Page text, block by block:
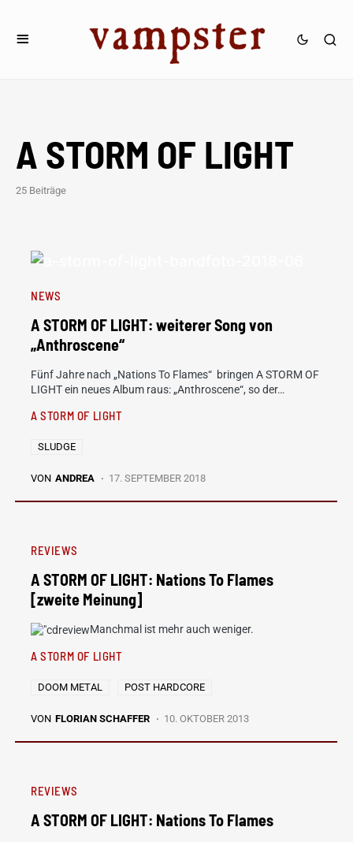
A STORM OF LIGHT
25 Beiträge
NEWS
A STORM OF LIGHT: weiterer Song von
„Anthroscene“
Fünf Jahre nach „Nations To Flames“ bringen A STORM OF
LIGHT ein neues Album raus: „Anthroscene“, so der…
A STORM OF LIGHT
SLUDGE
VON ANDREA 17. SEPTEMBER 2018
REVIEWS
A STORM OF LIGHT: Nations To Flames
[zweite Meinung]
Manchmal ist mehr auch weniger.
A STORM OF LIGHT
DOOM METAL POST HARDCORE
VON FLORIAN SCHAFFER 10. OKTOBER 2013
REVIEWS
A STORM OF LIGHT: Nations To Flames